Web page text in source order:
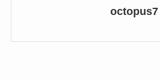
octopus7